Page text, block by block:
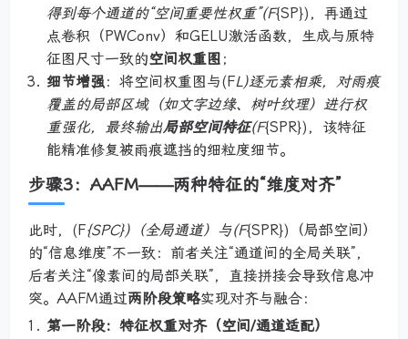
得到每个通道的“空间重要性权重”(F{SP})，再通过
点卷积（PWConv）和GELU激活函数，生成与原特
征图尺寸一致的空间权重图 ；
细节增强：将空间权重图与(FL)逐元素相乘，对雨痕
覆盖的局部区域（如文字边缘、树叶纹理）进行权
重强化，最终输出局部空间特征(F{SPR})，该特征
能精准修复被雨痕遮挡的细粒度细节。
步骤3：AAFM——两种特征的“维度对齐”
此时，(F{SPC})（全局通道）与(F{SPR})（局部空间）
的“信息维度”不一致：前者关注“通道间的全局关联”，
后者关注“像素间的局部关联”，直接拼接会导致信息冲
突。AAFM通过两阶段策略实现对齐与融合：
第一阶段：特征权重对齐（空间/通道适配）